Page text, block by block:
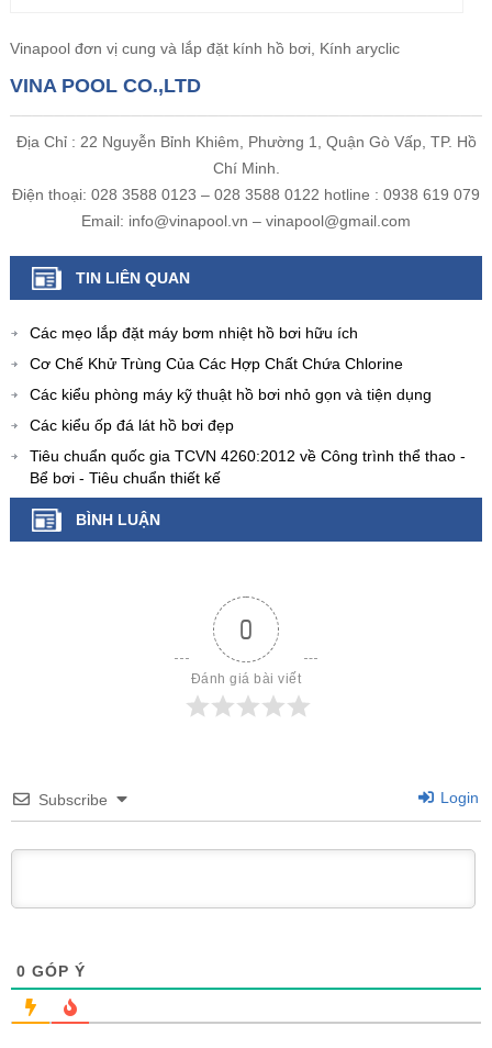
Vinapool đơn vị cung và lắp đặt kính hồ bơi, Kính aryclic
VINA POOL CO.,LTD
Địa Chỉ : 22 Nguyễn Bỉnh Khiêm, Phường 1, Quận Gò Vấp, TP. Hồ
Chí Minh.
Điện thoại: 028 3588 0123 – 028 3588 0122 hotline : 0938 619 079
Email: info@vinapool.vn – vinapool@gmail.com
TIN LIÊN QUAN
Các mẹo lắp đặt máy bơm nhiệt hồ bơi hữu ích
Cơ Chế Khử Trùng Của Các Hợp Chất Chứa Chlorine
Các kiểu phòng máy kỹ thuật hồ bơi nhỏ gọn và tiện dụng
Các kiểu ốp đá lát hồ bơi đẹp
Tiêu chuẩn quốc gia TCVN 4260:2012 về Công trình thể thao -
Bể bơi - Tiêu chuẩn thiết kế
BÌNH LUẬN
0
Đánh giá bài viết
Subscribe Login
0 GÓP Ý